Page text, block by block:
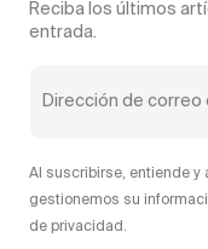
Reciba los últimos
entrada.
Al suscribirse, entiende y
gestionemos su
de privacidad.